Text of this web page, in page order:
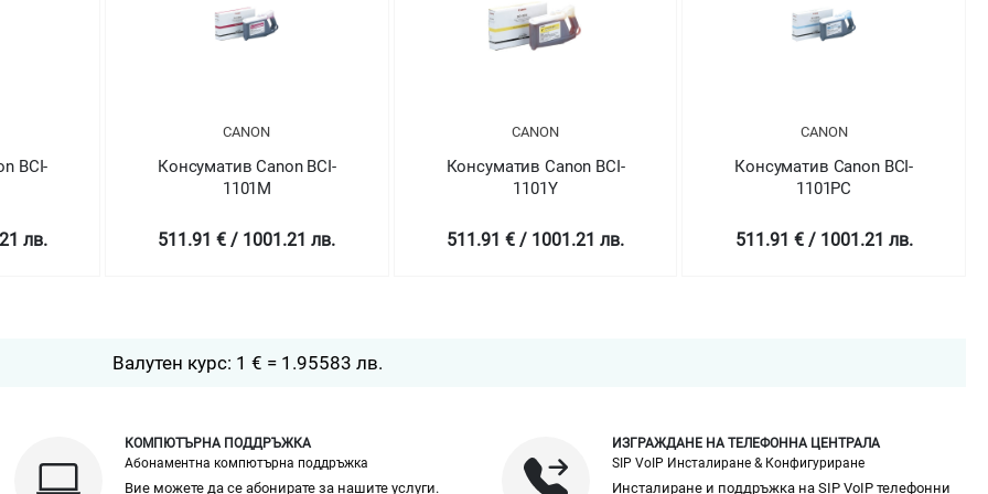
Canon BCI-
/ 1001.21 лв.
Консуматив Canon BCI-
511.91 € / 1001.21 лв.
Консуматив Canon BCI-
511.91 € / 1001.21 лв.
Консуматив Canon BCI-
511.91 € / 1001.21 лв.
Валутен курс: 1 € = 1.95583 лв.
КОМПЮТЪРНА ПОДДРЪЖКА
Абонаментна компютърна поддръжка
Вие можете да се абонирате за нашите услуги.
ИЗГРАЖДАНЕ НА ТЕЛЕФОННА ЦЕНТРАЛА
SIP VoIP Инсталиране & Конфигуриране
Инсталиране и поддръжка на SIP VoIP телефонни